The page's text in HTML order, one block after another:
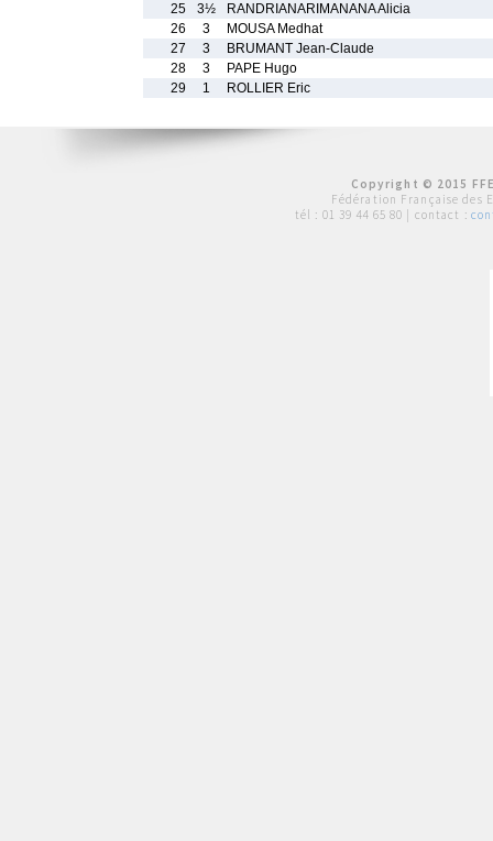
25
3½
RANDRIANARIMANANA Alicia
26
3
MOUSA Medhat
27
3
BRUMANT Jean-Claude
28
3
PAPE Hugo
29
1 ROLLIER Eric
Copyright © 2015
Fédération Française des
tél : 01 39 44 65 80 | contact :